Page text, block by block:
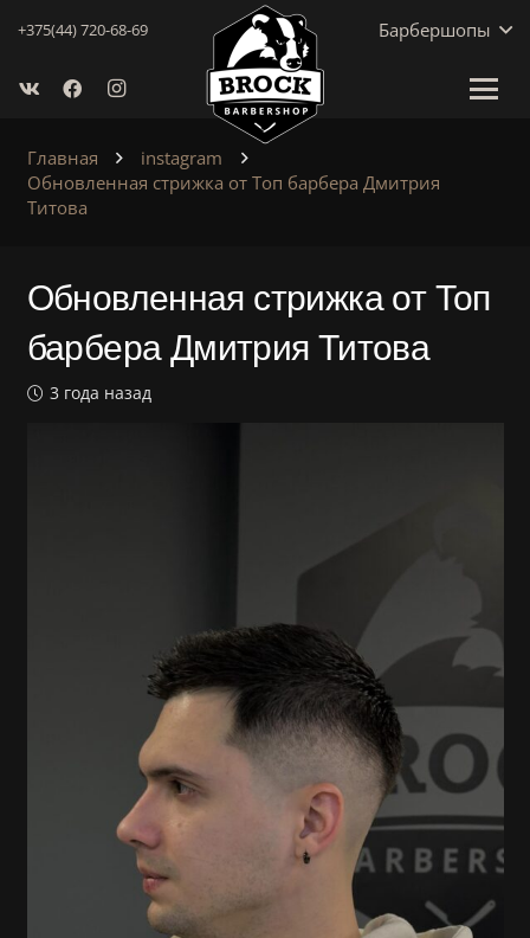
+375(44) 720-68-69 Барбершопы
Главная
instagram
Обновленная стрижка от Топ барбера Дмитрия
Титова
Обновленная стрижка от Топ
барбера Дмитрия Титова
3 года назад